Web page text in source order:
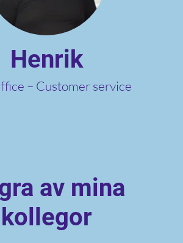
Henrik
– Customer service
av mina
kollegor